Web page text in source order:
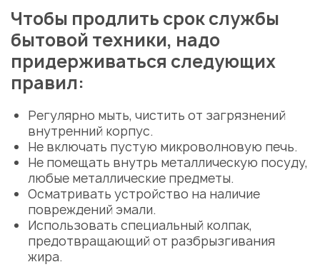
Чтобы продлить срок службы
бытовой техники, надо
придерживаться следующих
правил:
Регулярно мыть, чистить от загрязнений
внутренний корпус.
Не включать пустую микроволновую печь.
Не помещать внутрь металлическую посуду,
любые металлические предметы.
Осматривать устройство на наличие
повреждений эмали.
Использовать специальный колпак,
предотвращающий от разбрызгивания
жира.